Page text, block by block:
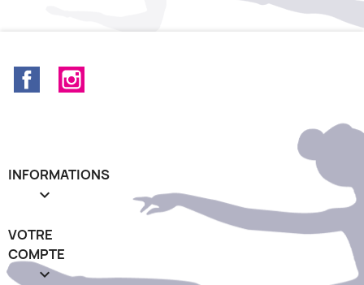
Facebook
INFORMATIONS

VOTRE
COMPTE
